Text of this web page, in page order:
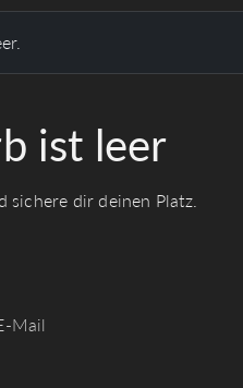
ist leer
sichere dir deinen Platz.
Mail